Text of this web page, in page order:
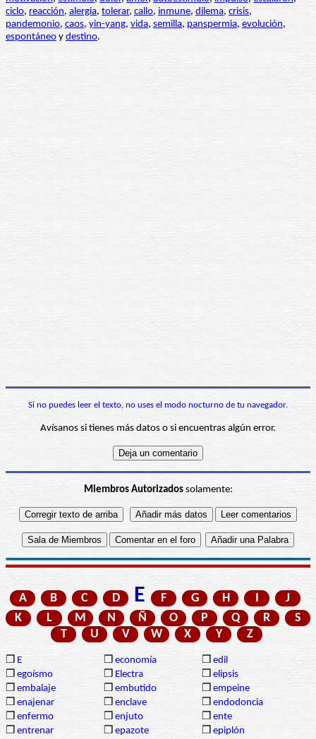
ciclo, reacción, alergia, tolerar, callo, inmune, dilema, crisis,
pandemonio, caos, yin-yang, vida, semilla, panspermia, evolución,
espontáneo y destino.
Si no puedes leer el texto, no uses el modo nocturno de tu navegador.
Avísanos si tienes más datos o si encuentras algún error.
Miembros Autorizadossolamente:
A B C D E F G H I
J
K
L M N Ñ O P Q R
S
T
U V W X Y Z
❒ E ❒ economía ❒ edil
❒ egoísmo ❒ Electra ❒ elipsis
❒ embalaje ❒ embutido ❒ empeine
❒ enajenar ❒ enclave ❒ endodoncia
❒ enfermo ❒ enjuto ❒ ente
❒ entrenar ❒ epazote ❒ epiplón